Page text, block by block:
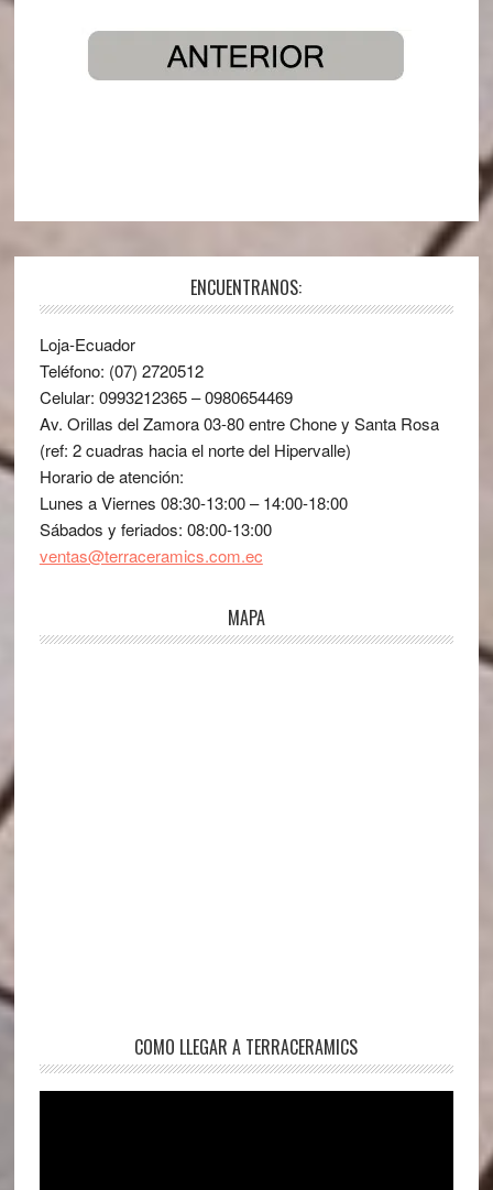
ENCUENTRANOS:
Loja-Ecuador
Teléfono: (07) 2720512
Celular: 0993212365 – 0980654469
Av. Orillas del Zamora 03-80 entre Chone y Santa Rosa
(ref: 2 cuadras hacia el norte del Hipervalle)
Horario de atención:
Lunes a Viernes 08:30-13:00 – 14:00-18:00
Sábados y feriados: 08:00-13:00
ventas@terraceramics.com.ec
MAPA
COMO LLEGAR A TERRACERAMICS